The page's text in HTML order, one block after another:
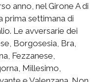
anno, nel Girone A di
prima settimana di
Le avversarie dei
Borgosesia, Bra,
Fezzanese,
Millesimo,